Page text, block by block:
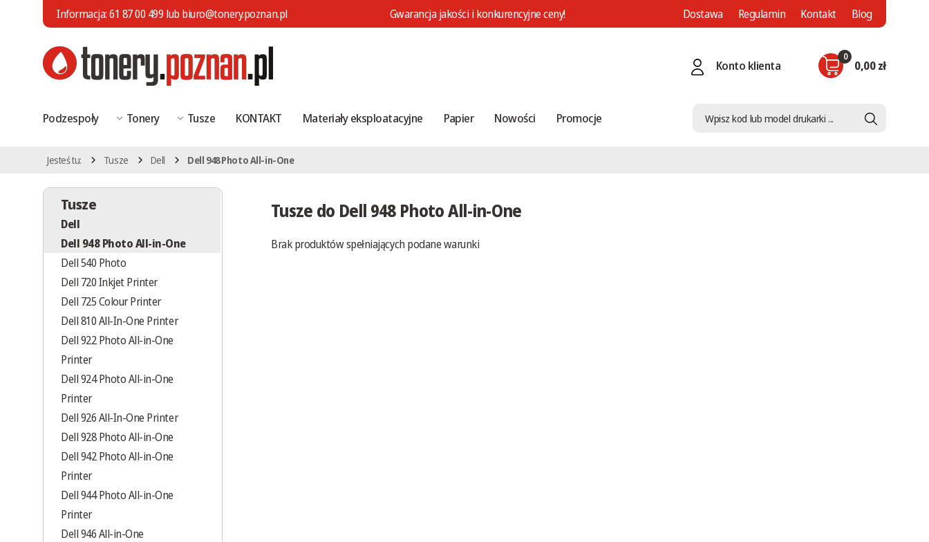
Informacja:61 87 00 499 lub biuro@tonery.poznan.pl Gwarancja jakości i konkurencyjne ceny! Dostawa Regulamin Kontakt Blog
Konto klienta
0
0,00 zł
Podzespoły Tonery Tusze KONTAKT Materiały eksploatacyjne Papier Nowości Promocje
Jesteś tu: Tusze Dell Dell 948 Photo All-in-One
Tusze do Dell 948 Photo All-in-One
Brak produktów spełniających podane warunki
Tusze
Dell
Dell 540 Photo
Dell 720 Inkjet Printer
Dell 725 Colour Printer
Dell 810 All-In-One Printer
Dell 922 Photo All-in-One
Printer
Dell 924 Photo All-in-One
Printer
Dell 926 All-In-One Printer
Dell 928 Photo All-in-One
Dell 942 Photo All-in-One
Printer
Dell 944 Photo All-in-One
Printer
Dell 946 All-in-One
Dell 948 Photo All-in-One